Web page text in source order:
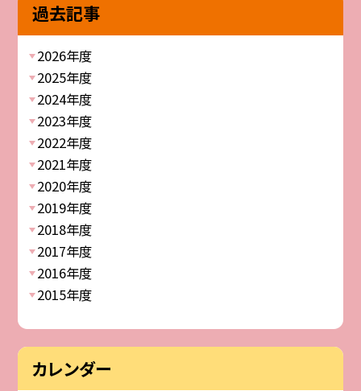
過去記事
2026年度
2025年度
2024年度
2023年度
2022年度
2021年度
2020年度
2019年度
2018年度
2017年度
2016年度
2015年度
カレンダー